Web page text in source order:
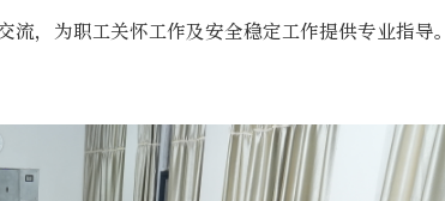
，为职工关怀工作及安全稳定工作提供专业指导。